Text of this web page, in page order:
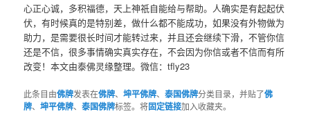
心正心诚，多积福德，天上神祇自能给与帮助。人确实是有起起伏
伏，有时候真的是特别差，做什么都不能成功，如果没有外物做为
助力，是需要很长时间才能转过来，并且还会继续下滑，不管你信
还是不信，很多事情确实真实存在，不会因为你信或者不信而有所
改变！本文由泰佛灵缘整理。微信：tfly23
此条目由佛牌发表在佛牌、坤平佛牌、泰国佛牌分类目录，并贴了佛
牌、坤平佛牌、泰国佛牌标签。将固定链接加入收藏夹。